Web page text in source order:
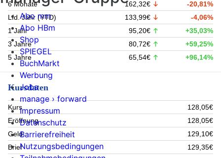
6 Monate
162,32€
-20,81%
Lfd. Jahr (YTD)
133,99€
-4,06%
1 Jahr
95,20€
+35,03%
3 Jahre
80,72€
+59,25%
5 Jahre
65,54€ +96,14%
Kursdaten
Kurs
128,05€
Eröffnung
128,05€
Geld
129,10€
Brief
129,35€
Abo mm
Abo HBm
Shop
SPIEGEL
BuchMarkt
Werbung
Jobs
manage › forward
Impressum
Datenschutz
Barrierefreiheit
Nutzungsbedingungen